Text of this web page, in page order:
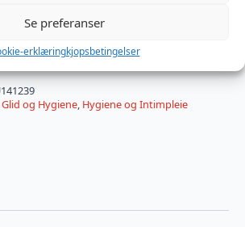
Se preferanser
erklæringkjopsbetingelser
I Handlekurv
Glid og Hygiene, Hygiene og Intimpleie